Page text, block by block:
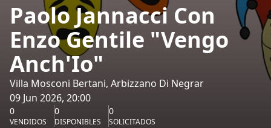
Paolo Jannacci Con
Enzo Gentile "Vengo
Anch'Io"
Villa Mosconi Bertani, Arbizzano Di Negrar
09 Jun 2026, 20:00
0
VENDIDOS
0
DISPONIBLES
0
SOLICITADOS